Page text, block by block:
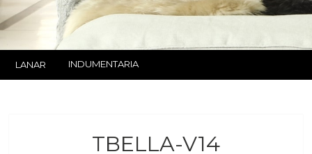
LANAR INDUMENTARIA
TBELLA-V14